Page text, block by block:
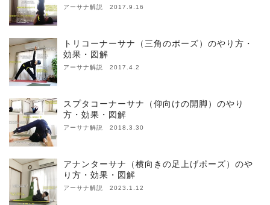
アーサナ解説 2017.9.16
トリコーナーサナ（三角のポーズ）のやり方・
効果・図解
アーサナ解説 2017.4.2
スプタコーナーサナ（仰向けの開脚）のやり
方・効果・図解
アーサナ解説 2018.3.30
アナンターサナ（横向きの足上げポーズ）のや
り方・効果・図解
アーサナ解説 2023.1.12